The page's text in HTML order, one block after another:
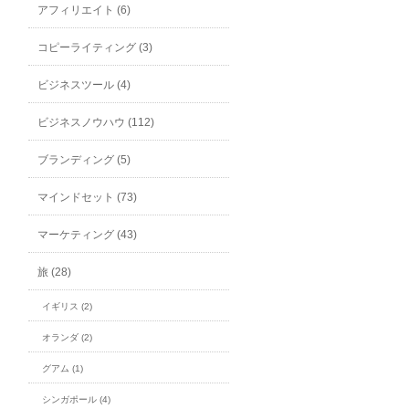
アフィリエイト (6)
コピーライティング (3)
ビジネスツール (4)
ビジネスノウハウ (112)
ブランディング (5)
マインドセット (73)
マーケティング (43)
旅 (28)
イギリス (2)
オランダ (2)
グアム (1)
シンガポール (4)